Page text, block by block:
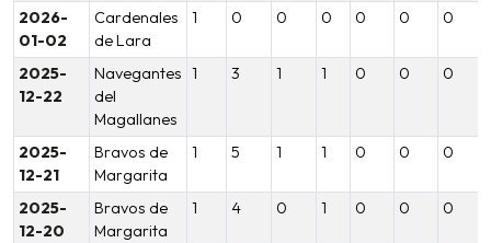
2026-
01-02
Cardenales
de Lara
1 0 0 0 0 0 0
2025-
12-22
Navegantes
del
Magallanes
1 3 1 1 0 0 0
2025-
12-21
Bravos de
Margarita
1 5 1 1 0 0 0
2025-
12-20
Bravos de
Margarita
1 4 0 1 0 0 0